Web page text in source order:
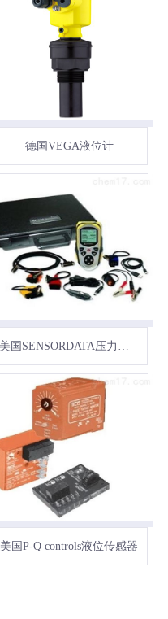
德国VEGA液位计
美国SENSORDATA压力传感器
美国P-Q controls液位传感器